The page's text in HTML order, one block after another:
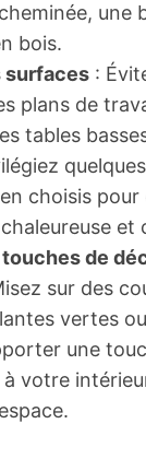
une
bois.
surfaces :
plans de
tables
choisis pour
et
de
sur des
vertes
une
votre